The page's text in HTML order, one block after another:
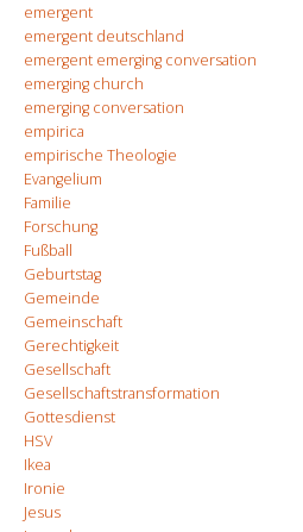
emergent
emergent deutschland
emergent emerging conversation
emerging church
emerging conversation
empirica
empirische Theologie
Evangelium
Familie
Forschung
Fußball
Geburtstag
Gemeinde
Gemeinschaft
Gerechtigkeit
Gesellschaft
Gesellschaftstransformation
Gottesdienst
HSV
Ikea
Ironie
Jesus